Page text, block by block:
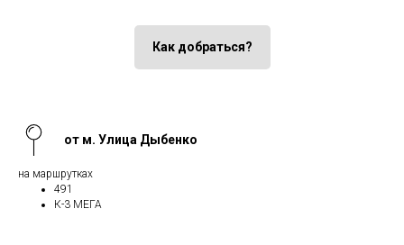
Как добраться?
от м. Улица Дыбенко
на маршрутках
491
К-3 МЕГА